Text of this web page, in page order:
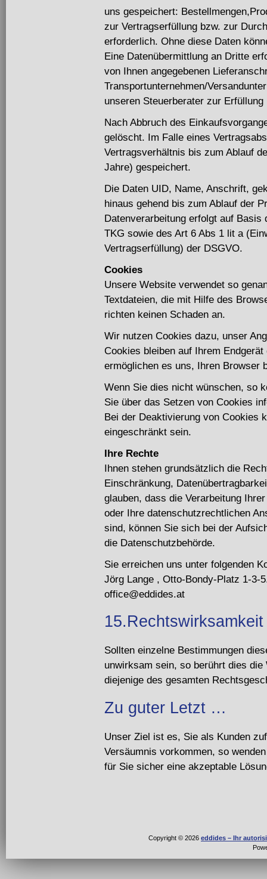
uns gespeichert:
zur Vertragserfüllung bzw. zur
erforderlich. Ohne diese Daten
Eine Datenübermittlung an Dritte
von Ihnen angegebenen
Transportunternehmen/
unseren Steuerberater zur
Nach Abbruch des
gelöscht. Im Falle eines
Vertragsverhältnis bis zum Ablauf
Jahre) gespeichert.
Die Daten UID, Name, Anschrift,
hinaus gehend bis zum Ablauf der
Datenverarbeitung erfolgt auf
TKG sowie des Art 6 Abs 1 lit a
Vertragserfüllung) der DSGVO.
Cookies
Unsere Website verwendet so
Textdateien, die mit Hilfe des
richten keinen Schaden an.
Wir nutzen Cookies dazu, unser
Cookies bleiben auf Ihrem
ermöglichen es uns, Ihren Browser
Wenn Sie dies nicht wünschen, so
Sie über das Setzen von Cookies
Bei der Deaktivierung von Cookies
eingeschränkt sein.
Ihre Rechte
Ihnen stehen grundsätzlich die
Einschränkung,
glauben, dass die Verarbeitung
oder Ihre datenschutzrechtlichen
sind, können Sie sich bei der
die Datenschutzbehörde.
Sie erreichen uns unter folgenden
Jörg Lange , Otto-Bondy-Platz 1-3-
office@eddides.at
15.Rechtswirksamkeit
Sollten einzelne Bestimmungen
unwirksam sein, so berührt dies
diejenige des gesamten
Zu guter Letzt …
Unser Ziel ist es, Sie als Kunden
Versäumnis vorkommen, so
für Sie sicher eine akzeptable
Copyright © 2026 eddides – Ihr